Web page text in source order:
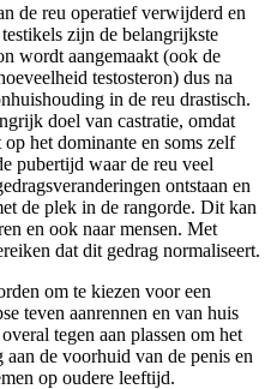
de reu operatief verwijderd en
zijn de belangrijkste
wordt aangemaakt (ook de
testosteron) dus na
in de reu drastisch.
doel van castratie, omdat
het dominante en soms zelf
pubertijd waar de reu veel
ontstaan en
de plek in de rangorde. Dit kan
en ook naar mensen. Met
dat dit gedrag normaliseert.
om te kiezen voor een
teven aanrennen en van huis
tegen aan plassen om het
de voorhuid van de penis en
op oudere leeftijd.